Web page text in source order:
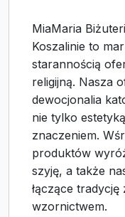
MiaMaria
Koszalinie to
starannością
religijną. Nasza
dewocjonalia
nie tylko
znaczeniem.
produktów
szyję, a także
łączące
wzornictwem.